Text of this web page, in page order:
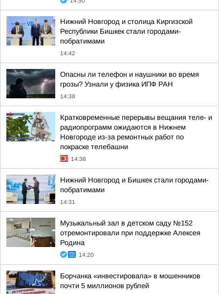
Нижний Новгород и столица Киргизской
Республики Бишкек стали городами-
побратимами
14:42
Опасны ли телефон и наушники во время
грозы? Узнали у физика ИПФ РАН
14:38
Кратковременные перерывы вещания теле- и
радиопрограмм ожидаются в Нижнем
Новгороде из-за ремонтных работ по
покраске телебашни
14:38
Нижний Новгород и Бишкек стали городами-
побратимами
14:31
Музыкальный зал в детском саду №152
отремонтировали при поддержке Алексея
Родина
14:20
Борчанка «инвестировала» в мошенников
почти 5 миллионов рублей